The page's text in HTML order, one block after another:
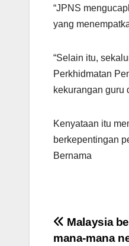
“JPNS
yang
“Selain itu,
Perkhidmatan
kekurangan guru
Kenyataan itu
berkepentingan
Bernama
Post
Malaysia
mana-mana